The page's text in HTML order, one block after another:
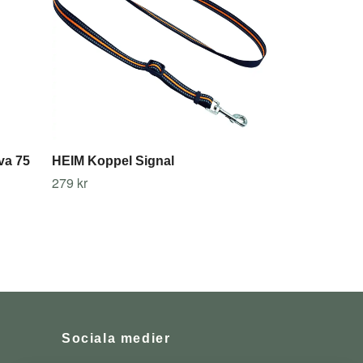
75
HEIM Koppel Signal
279 kr
Sociala medier